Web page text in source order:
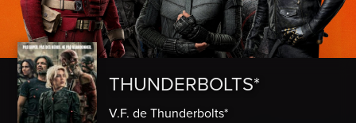
THUNDERBOLTS*
V.F. de Thunderbolts*